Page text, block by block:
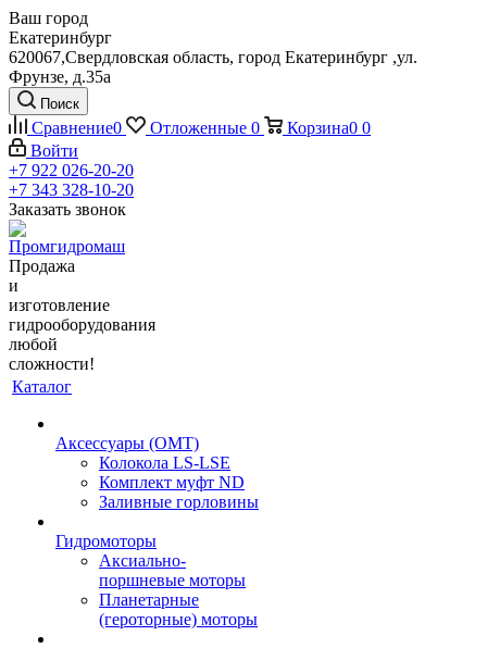
Ваш город
Екатеринбург
620067,Свердловская область, город Екатеринбург ,ул.
Фрунзе, д.35а
Поиск
Сравнение0 Отложенные 0 Корзина0 0
Войти
+7 922 026-20-20
+7 343 328-10-20
Заказать звонок
Продажа
и
изготовление
гидрооборудования
любой
сложности!
Каталог
Аксессуары (OMT)
Колокола LS-LSE
Комплект муфт ND
Заливные горловины
Гидромоторы
Аксиально-
поршневые моторы
Планетарные
(героторные) моторы